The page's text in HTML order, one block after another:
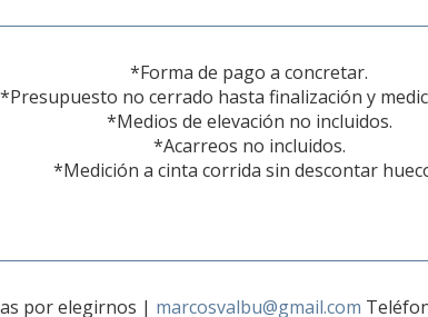
*Forma de pago a concretar.
*Presupuesto no cerrado hasta finalización y
*Medios de elevación no incluidos.
*Acarreos no incluidos.
*Medición a cinta corrida sin descontar
por elegirnos | marcosvalbu@gmail.com